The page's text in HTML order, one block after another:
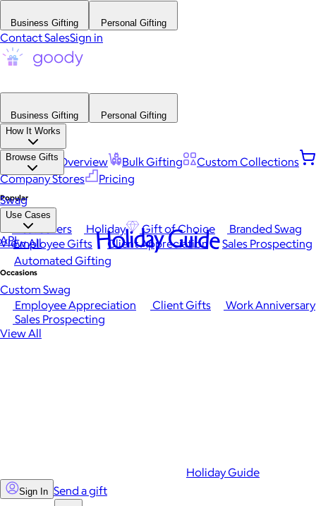
Business Gifting Personal Gifting
Contact SalesSign in
Business Gifting
Personal Gifting
How It Works
Platform Overview Bulk Gifting
Custom Collections
Company Stores
Pricing
Browse Gifts
Popular
Best Sellers Holiday Gift of Choice
Branded Swag
View All
Occasions
Employee Appreciation Client Gifts
Work Anniversary
Sales Prospecting
View All
Swag
Use Cases
Employee Gifts Client Appreciation
Sales Prospecting
Automated Gifting
Custom Swag
API Holiday Guide
Holiday Guide
Sign In Send a gift